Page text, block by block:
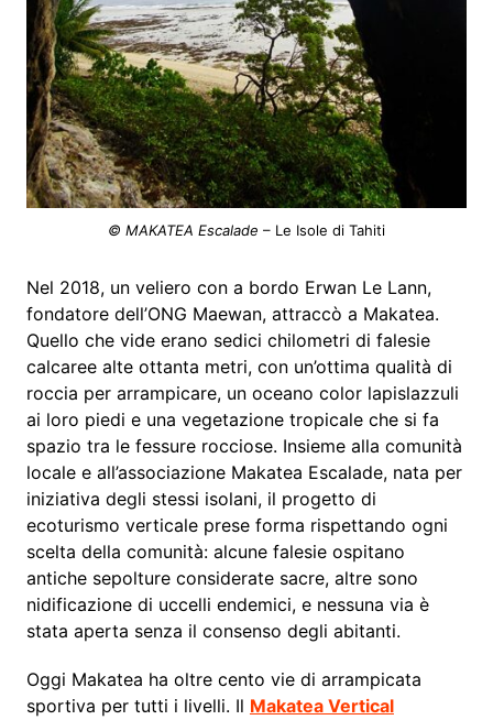
© MAKATEA Escalade – Le Isole di Tahiti
Nel 2018, un veliero con a bordo Erwan Le Lann,
fondatore dell’ONG Maewan, attraccò a Makatea.
Quello che vide erano sedici chilometri di falesie
calcaree alte ottanta metri, con un’ottima qualità di
roccia per arrampicare, un oceano color lapislazzuli
ai loro piedi e una vegetazione tropicale che si fa
spazio tra le fessure rocciose. Insieme alla comunità
locale e all’associazione Makatea Escalade, nata per
iniziativa degli stessi isolani, il progetto di
ecoturismo verticale prese forma rispettando ogni
scelta della comunità: alcune falesie ospitano
antiche sepolture considerate sacre, altre sono
nidificazione di uccelli endemici, e nessuna via è
stata aperta senza il consenso degli abitanti.
Oggi Makatea ha oltre cento vie di arrampicata
sportiva per tutti i livelli. Il Makatea Vertical